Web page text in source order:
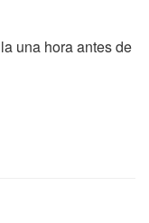
una hora antes de